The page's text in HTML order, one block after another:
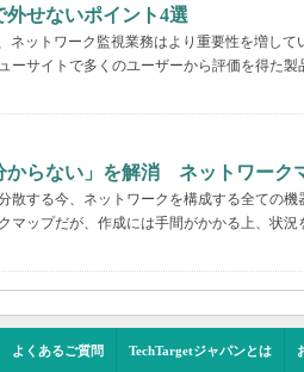
せないポイント4選
ネットワーク監視業務はより重要性を増して
ーサイトで多くのユーザーから評価を得た
からない」を解消 ネットワーク
散する今、ネットワークを構成する全ての
マップだが、作成には手間がかかる上、状
よくあるご質問 TechTargetジャパンとは